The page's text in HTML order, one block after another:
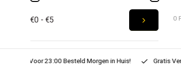
€0 - €5 0
Gratis Verzonden vanaf € 20,- Zondag